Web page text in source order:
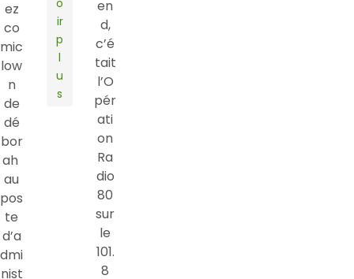
ez
co
mic
low
n
de
dé
bor
ah
au
pos
te
d’a
dmi
nist
ir
p
l
u
s
en
d,
c’é
tait
l’O
pér
ati
on
Ra
dio
80
sur
le
101.
8